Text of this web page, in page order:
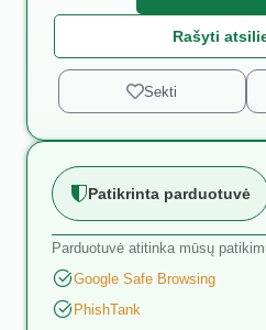
Rašyti
Sekti
Patikrinta parduotuvė
Parduotuvė atitinka mūsų
Google Safe Browsing
PhishTank